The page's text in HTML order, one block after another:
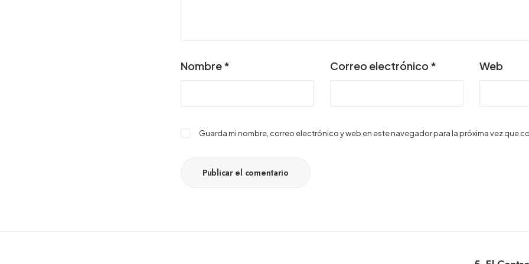
Nombre* Correo electrónico * Web
Guarda mi nombre, correo electrónico y web en este navegador para la próxima vez que